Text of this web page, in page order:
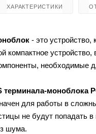
ХАРАКТЕРИСТИКИ
- это
компактное
необходимые
терминала-моноблока
для работы в
не будут попадать в
шума.